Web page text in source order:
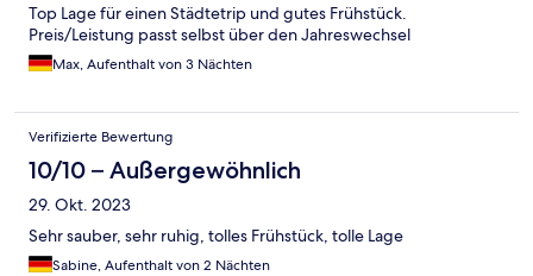
Top Lage für einen Städtetrip und gutes Frühstück.
Preis/Leistung passt selbst über den Jahreswechsel
Max, Aufenthalt von 3 Nächten
Verifizierte Bewertung
10/10 – Außergewöhnlich
29. Okt. 2023
Sehr sauber, sehr ruhig, tolles Frühstück, tolle Lage
Sabine, Aufenthalt von 2 Nächten